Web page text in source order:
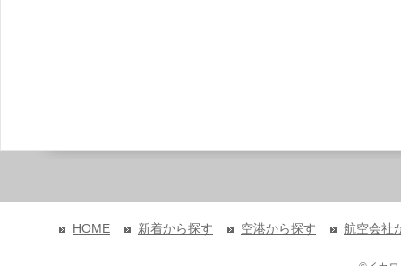
HOME 新着から探す 空港から探す 航空会社